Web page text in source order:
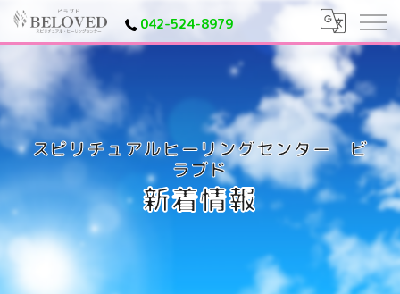
042-524-8979
新着情報